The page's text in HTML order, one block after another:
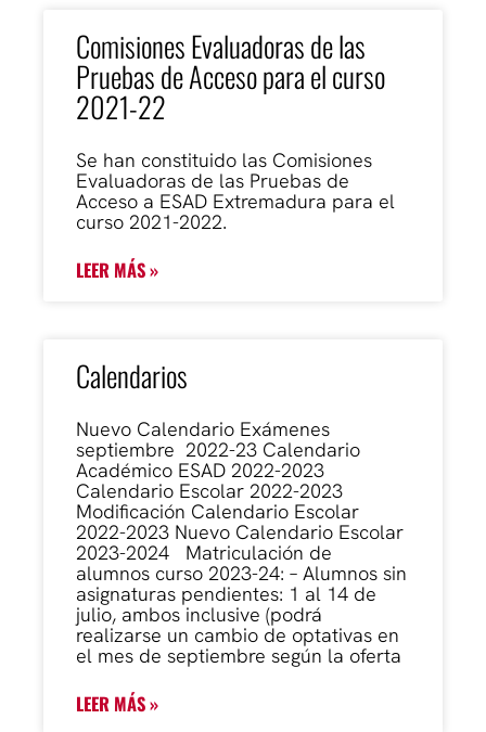
Comisiones Evaluadoras de las
Pruebas de Acceso para el curso
2021-22
Se han constituido las Comisiones
Evaluadoras de las Pruebas de
Acceso a ESAD Extremadura para el
curso 2021-2022.
LEER MÁS »
Calendarios
Nuevo Calendario Exámenes
septiembre 2022-23 Calendario
Académico ESAD 2022-2023
Calendario Escolar 2022-2023
Modificación Calendario Escolar
2022-2023 Nuevo Calendario Escolar
2023-2024 Matriculación de
alumnos curso 2023-24: – Alumnos sin
asignaturas pendientes: 1 al 14 de
julio, ambos inclusive (podrá
realizarse un cambio de optativas en
el mes de septiembre según la oferta
LEER MÁS »